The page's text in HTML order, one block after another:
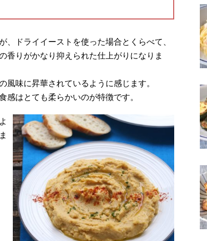
ドライイーストを使った場合とくらべて、
香りがかなり抑えられた仕上がりになりま
風味に昇華されているように感じます。
感はとても柔らかいのが特徴です。